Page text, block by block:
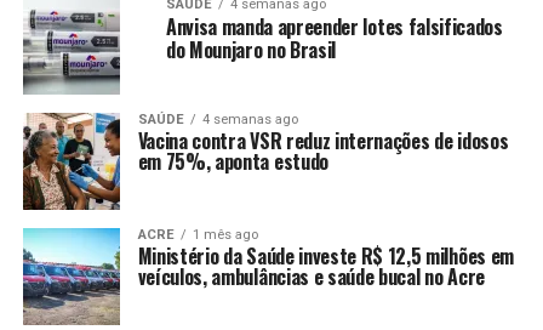
SAÚDE 4 semanas ago
Anvisa manda apreender lotes falsificados
do Mounjaro no Brasil
SAÚDE 4 semanas ago
Vacina contra VSR reduz internações de idosos
em 75%, aponta estudo
ACRE 1 mês ago
Ministério da Saúde investe R$ 12,5 milhões em
veículos, ambulâncias e saúde bucal no Acre